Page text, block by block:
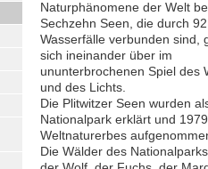
Naturphänomene der Welt
Sechzehn Seen, die durch 92
Wasserfälle verbunden sind,
sich ineinander über im
ununterbrochenen Spiel des
und des Lichts.
Die Plitwitzer Seen wurden
Nationalpark erklärt und
Weltnaturerbes
Die Wälder des